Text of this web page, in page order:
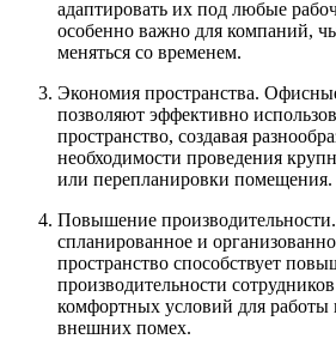
адаптировать их под любые
особенно важно для компаний,
меняться со временем.
Экономия пространства.
позволяют эффективно
пространство, создавая
необходимости проведения
или перепланировки помещения.
Повышение
спланированное и
пространство способствует
производительности сотрудников
комфортных условий для
внешних помех.